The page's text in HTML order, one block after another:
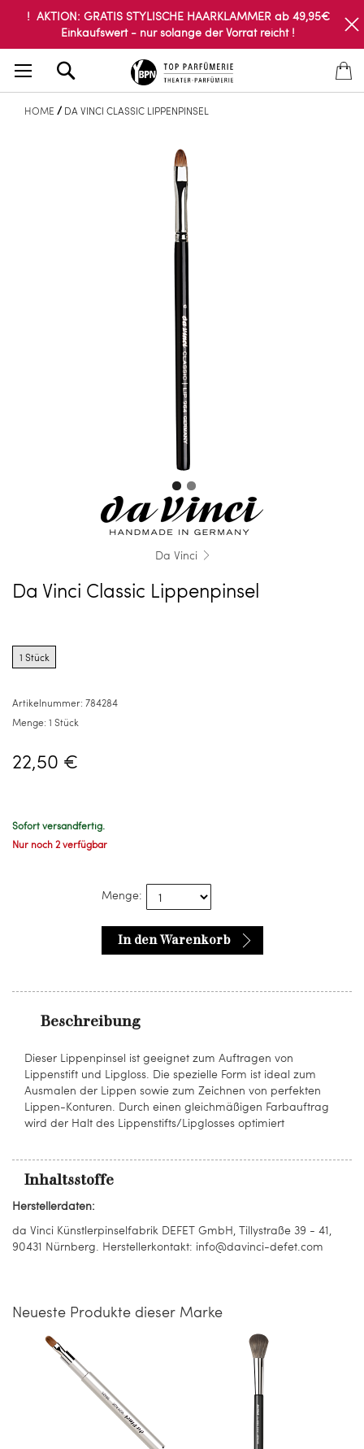
! AKTION: GRATIS STYLISCHE HAARKLAMMER ab 49,95€
Einkaufswert - nur solange der Vorrat reicht !
HOME DA VINCI CLASSIC LIPPENPINSEL
Da Vinci
Da Vinci Classic Lippenpinsel
options
for
1 Stück
Artikelnummer: 784284
Menge: 1 Stück
22,50 €
Sofort versandfertig.
Nur noch 2 verfügbar
Menge:
In den Warenkorb
Beschreibung
Dieser Lippenpinsel ist geeignet zum Auftragen von
Lippenstift und Lipgloss. Die spezielle Form ist ideal zum
Ausmalen der Lippen sowie zum Zeichnen von perfekten
Lippen-Konturen. Durch einen gleichmäßigen Farbauftrag
wird der Halt des Lippenstifts/Lipglosses optimiert
Inhaltsstoffe
Herstellerdaten:
da Vinci Künstlerpinselfabrik DEFET GmbH, Tillystraße 39 - 41,
90431 Nürnberg. Herstellerkontakt: info@davinci-defet.com
Neueste Produkte dieser Marke